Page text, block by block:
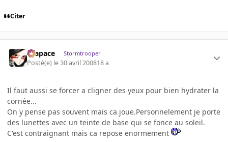
Citer
Krapace Stormtrooper
Posté(e) le 30 avril 200818 a
Il faut aussi se forcer a cligner des yeux pour bien hydrater la
cornée...
On y pense pas souvent mais ca joue.Personnelement je porte
des lunettes avec un teinte de base qui se fonce au soleil.
C'est contraignant mais ca repose enormement